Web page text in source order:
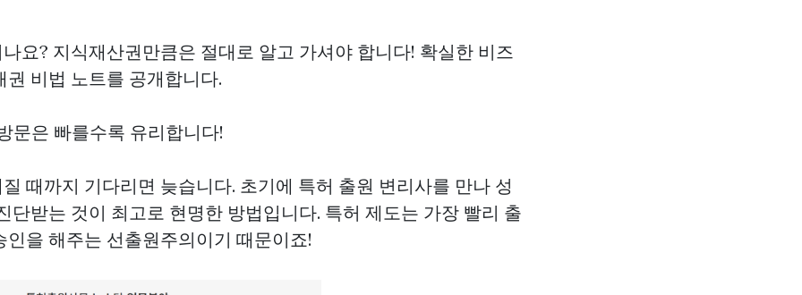
요? 지식재산권만큼은 절대로 알고 가셔야 합니다! 확실한 비즈
권 비법 노트를 공개합니다.
문은 빠를수록 유리합니다!
때까지 기다리면 늦습니다. 초기에 특허 출원 변리사를 만나 성
단받는 것이 최고로 현명한 방법입니다. 특허 제도는 가장 빨리 출
인을 해주는 선출원주의이기 때문이죠!